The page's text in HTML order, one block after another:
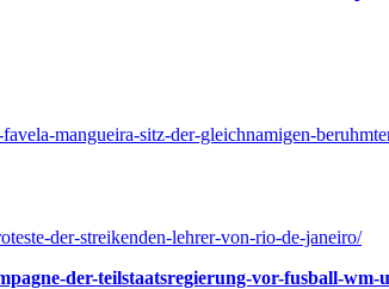
mangueira-sitz-der-gleichnamigen-
der-streikenden-lehrer-von-rio-de-janeiro/
der-teilstaatsregierung-vor-fusball-wm-